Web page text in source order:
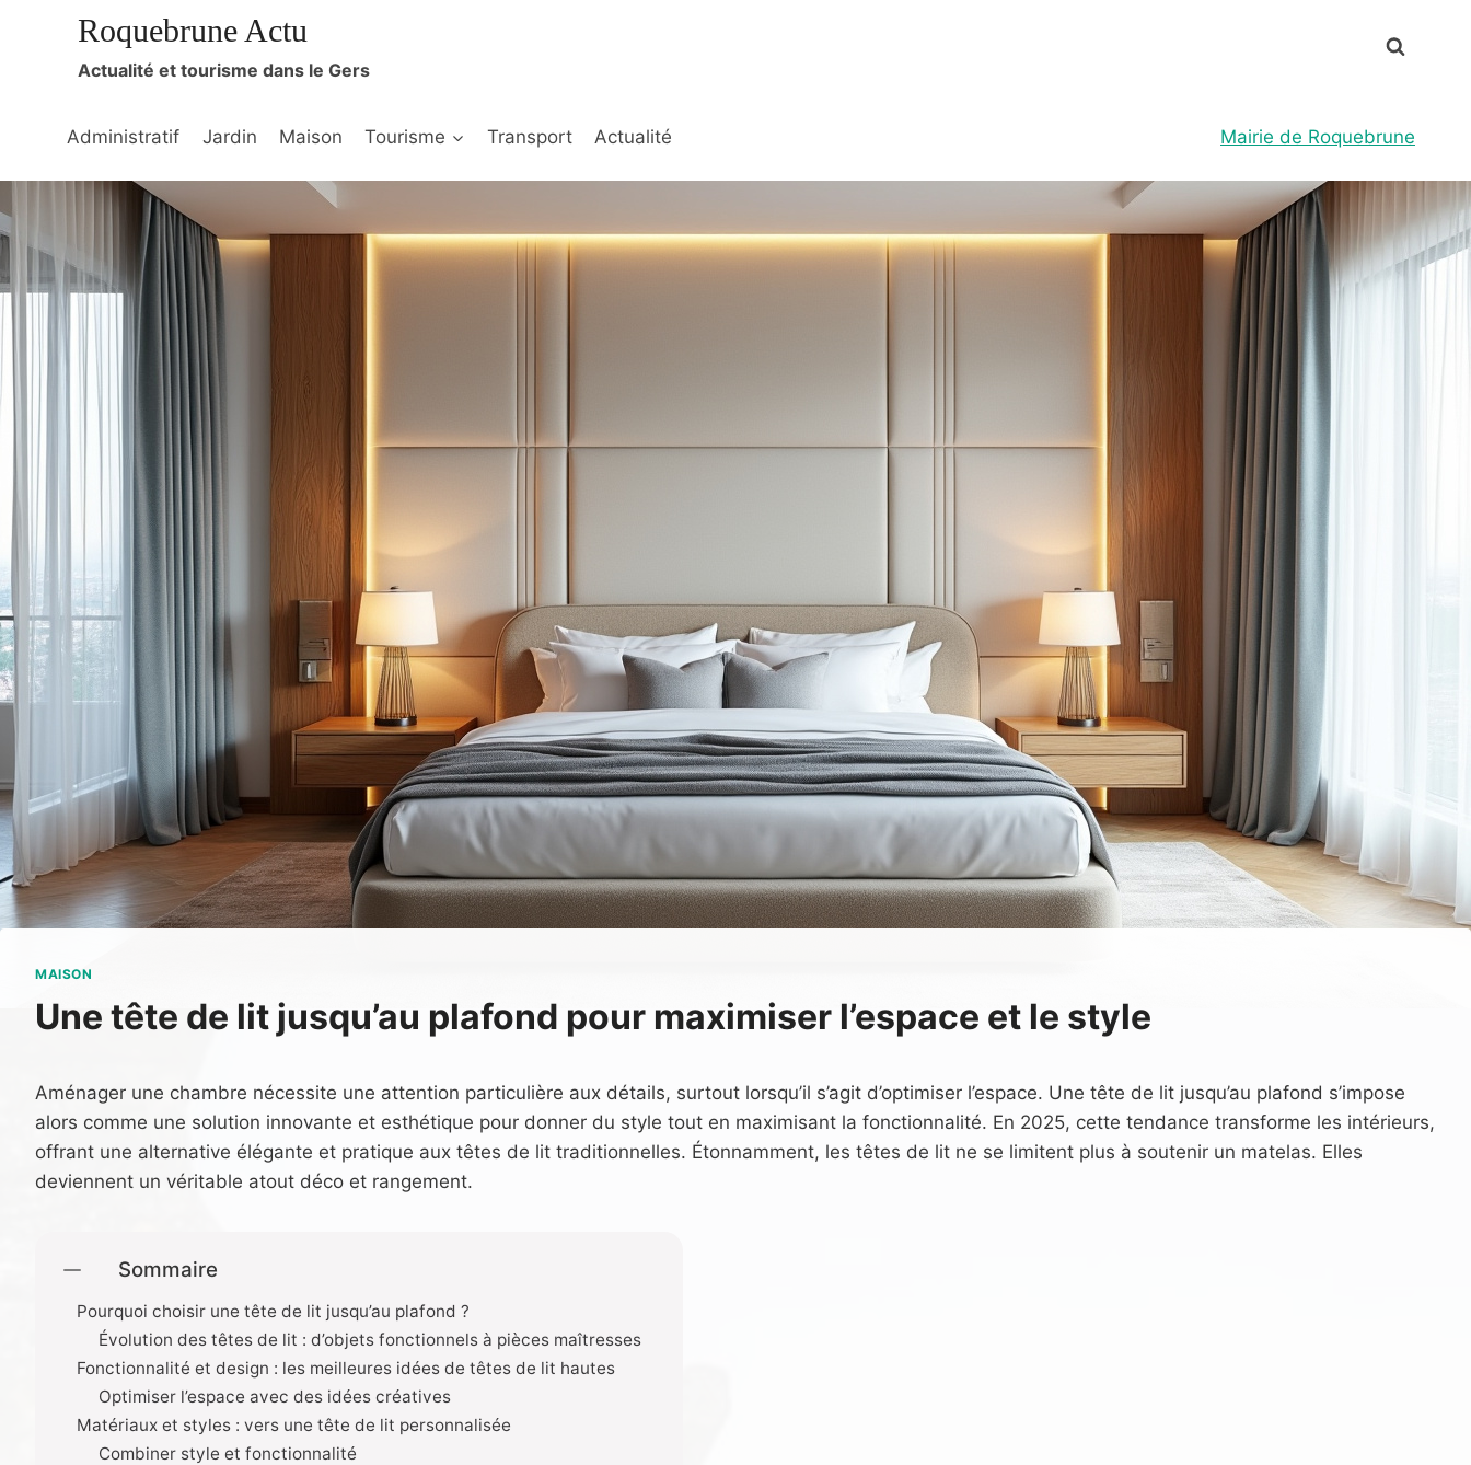
Roquebrune Actu
Actualité et tourisme dans le Gers
Administratif Jardin Maison Tourisme Transport Actualité Mairie de Roquebrune
MAISON
Une tête de lit jusqu’au plafond pour maximiser l’espace et le style
Aménager une chambre nécessite une attention particulière aux détails, surtout lorsqu’il s’agit d’optimiser l’espace. Une tête de lit jusqu’au plafond s’impose
alors comme une solution innovante et esthétique pour donner du style tout en maximisant la fonctionnalité. En 2025, cette tendance transforme les intérieurs,
offrant une alternative élégante et pratique aux têtes de lit traditionnelles. Étonnamment, les têtes de lit ne se limitent plus à soutenir un matelas. Elles
deviennent un véritable atout déco et rangement.
Sommaire
Pourquoi choisir une tête de lit jusqu’au plafond ?
Évolution des têtes de lit : d’objets fonctionnels à pièces maîtresses
Fonctionnalité et design : les meilleures idées de têtes de lit hautes
Optimiser l’espace avec des idées créatives
Matériaux et styles : vers une tête de lit personnalisée
Combiner style et fonctionnalité